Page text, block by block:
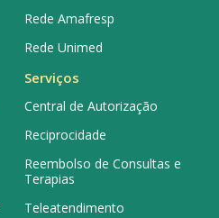
Rede Amafresp
Rede Unimed
Serviços
Central de Autorização
Reciprocidade
Reembolso de Consultas e
Terapias
Teleatendimento